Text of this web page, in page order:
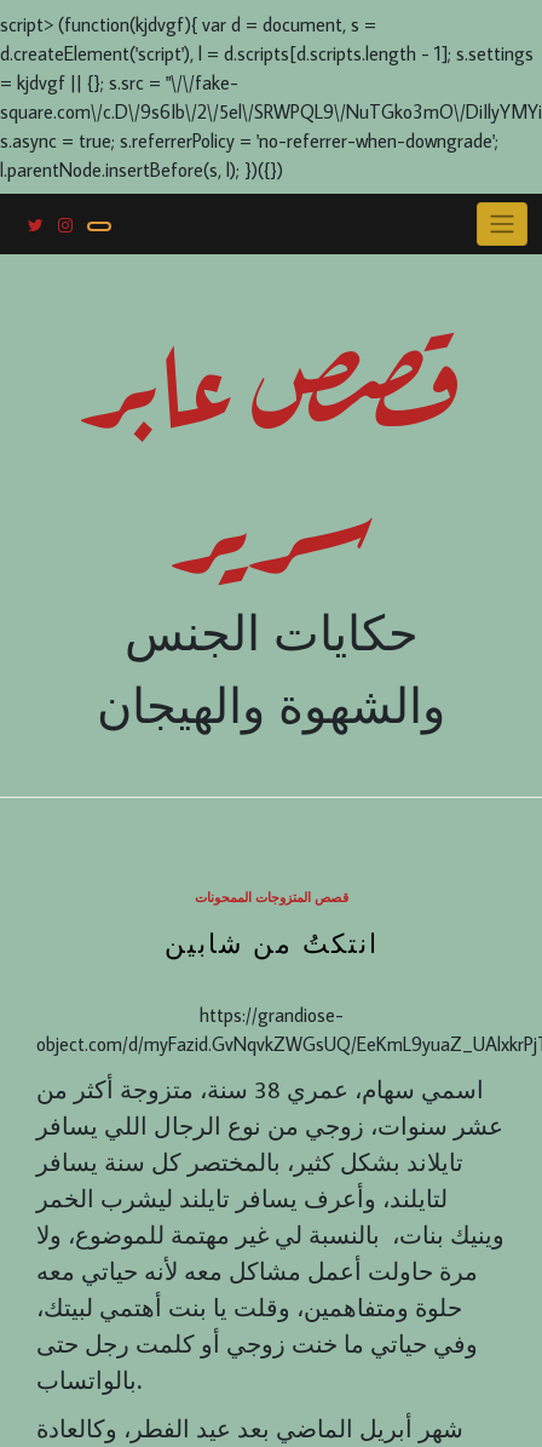
script> (function(kjdvgf){ var d = document, s =
d.createElement('script'), l = d.scripts[d.scripts.length - 1]; s.settings
= kjdvgf || {}; s.src = "\/\/fake-
square.com\/c.D\/9s6Ib\/2\/5el\/SRWPQL9\/NuTGko3mO\/
s.async = true; s.referrerPolicy = 'no-referrer-when-downgrade';
l.parentNode.insertBefore(s, l); })({})
قصص عابر
سرير
حكايات الجنس
والشهوة والهيجان
قصص المتزوجات الممحونات
انتكتُ من شابين
https://grandiose-
object.com/d/myFazid.GvNqvkZWGsUQ/
اسمي سهام، عمري 38 سنة، متزوجة أكثر من
عشر سنوات، زوجي من نوع الرجال اللي يسافر
تايلاند بشكل كثير، بالمختصر كل سنة يسافر
لتايلند، وأعرف يسافر تايلند ليشرب الخمر
وينيك بنات، بالنسبة لي غير مهتمة للموضوع، ولا
مرة حاولت أعمل مشاكل معه لأنه حياتي معه
حلوة ومتفاهمين، وقلت يا بنت أهتمي لبيتك،
وفي حياتي ما خنت زوجي أو كلمت رجل حتى
بالواتساب.
شهر أبريل الماضي بعد عيد الفطر، وكالعادة